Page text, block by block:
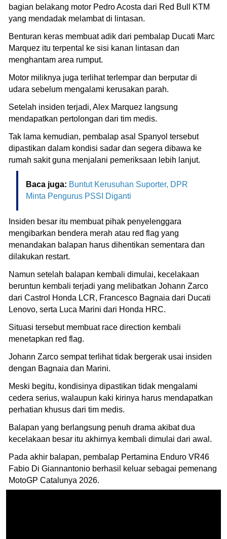
bagian belakang motor Pedro Acosta dari Red Bull KTM
yang mendadak melambat di lintasan.
Benturan keras membuat adik dari pembalap Ducati Marc
Marquez itu terpental ke sisi kanan lintasan dan
menghantam area rumput.
Motor miliknya juga terlihat terlempar dan berputar di
udara sebelum mengalami kerusakan parah.
Setelah insiden terjadi, Alex Marquez langsung
mendapatkan pertolongan dari tim medis.
Tak lama kemudian, pembalap asal Spanyol tersebut
dipastikan dalam kondisi sadar dan segera dibawa ke
rumah sakit guna menjalani pemeriksaan lebih lanjut.
Baca juga: Buntut Kerusuhan Suporter, DPR
Minta Pengurus PSSI Diganti
Insiden besar itu membuat pihak penyelenggara
mengibarkan bendera merah atau red flag yang
menandakan balapan harus dihentikan sementara dan
dilakukan restart.
Namun setelah balapan kembali dimulai, kecelakaan
beruntun kembali terjadi yang melibatkan Johann Zarco
dari Castrol Honda LCR, Francesco Bagnaia dari Ducati
Lenovo, serta Luca Marini dari Honda HRC.
Situasi tersebut membuat race direction kembali
menetapkan red flag.
Johann Zarco sempat terlihat tidak bergerak usai insiden
dengan Bagnaia dan Marini.
Meski begitu, kondisinya dipastikan tidak mengalami
cedera serius, walaupun kaki kirinya harus mendapatkan
perhatian khusus dari tim medis.
Balapan yang berlangsung penuh drama akibat dua
kecelakaan besar itu akhirnya kembali dimulai dari awal.
Pada akhir balapan, pembalap Pertamina Enduro VR46
Fabio Di Giannantonio berhasil keluar sebagai pemenang
MotoGP Catalunya 2026.